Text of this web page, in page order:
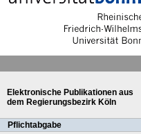
Elektronische Publikationen aus
dem Regierungsbezirk Köln
Pflichtabgabe